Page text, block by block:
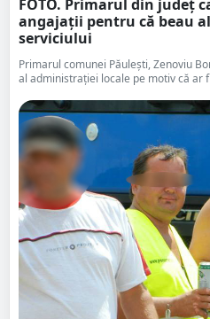
FOTO. Primarul din județ
angajații pentru că beau
serviciului
Primarul comunei Păulești, Zenoviu
al administrației locale pe motiv că ar